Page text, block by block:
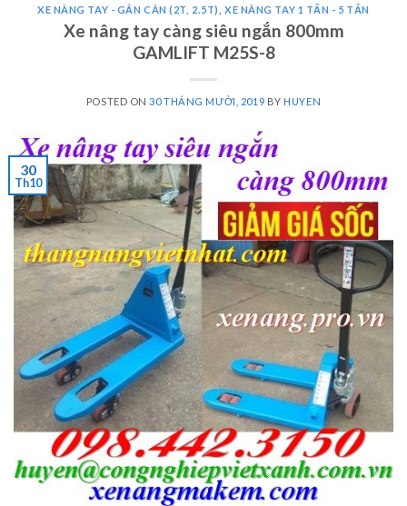
XE NÂNG TAY - GẮN CÂN (2T, 2.5T) ,XE NÂNG TAY 1 TẤN - 5 TẤN
Xe nâng tay càng siêu ngắn 800mm
GAMLIFT M25S-8
POSTED ON30 THÁNG MƯỜI, 2019 BYHUYEN
30
Th10